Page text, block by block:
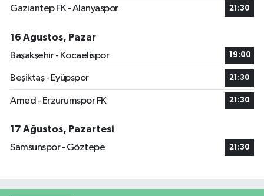
Gaziantep FK - Alanyaspor 21:30
16 Ağustos, Pazar
Başakşehir - Kocaelispor
19:00
Beşiktaş - Eyüpspor 21:30
Amed - Erzurumspor FK 21:30
17 Ağustos, Pazartesi
Samsunspor - Göztepe
21:30